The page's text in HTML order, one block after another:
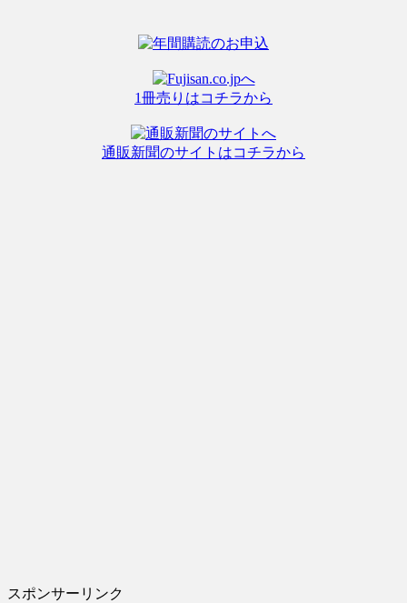
1冊売りはコチラから
通販新聞のサイトはコチラから
スポンサーリンク